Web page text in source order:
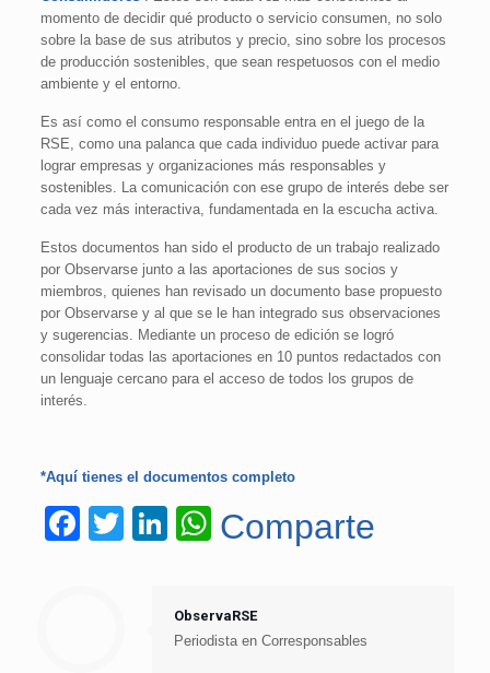
momento de decidir qué producto o servicio consumen, no solo
sobre la base de sus atributos y precio, sino sobre los procesos
de producción sostenibles, que sean respetuosos con el medio
ambiente y el entorno.
Es así como el consumo responsable entra en el juego de la
RSE, como una palanca que cada individuo puede activar para
lograr empresas y organizaciones más responsables y
sostenibles. La comunicación con ese grupo de interés debe ser
cada vez más interactiva, fundamentada en la escucha activa.
Estos documentos han sido el producto de un trabajo realizado
por Observarse junto a las aportaciones de sus socios y
miembros, quienes han revisado un documento base propuesto
por Observarse y al que se le han integrado sus observaciones
y sugerencias. Mediante un proceso de edición se logró
consolidar todas las aportaciones en 10 puntos redactados con
un lenguaje cercano para el acceso de todos los grupos de
interés.
*Aquí tienes el documentos completo
Facebook
TwitterLinkedIn
WhatsApp
Comparte
ObservaRSE
Periodista en Corresponsables